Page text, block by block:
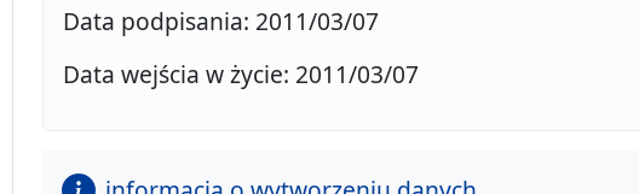
Data podpisania: 2011/03/07
Data wejścia w życie: 2011/03/07